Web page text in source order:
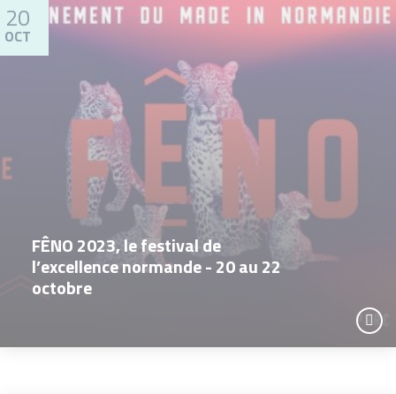
20
OCT
FÊNO 2023, le festival de
l’excellence normande - 20 au 22
octobre